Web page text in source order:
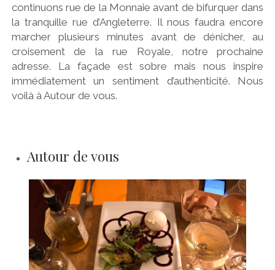
continuons rue de la Monnaie avant de bifurquer dans
la tranquille rue d’Angleterre. Il nous faudra encore
marcher plusieurs minutes avant de dénicher, au
croisement de la rue Royale, notre prochaine
adresse. La façade est sobre mais nous inspire
immédiatement un sentiment d’authenticité. Nous
voilà à Autour de vous.
Autour de vous